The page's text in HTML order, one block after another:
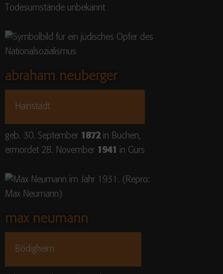
Todesumstände unbekannt
abraham neuberger
Hainstadt
geb. 30. September 1872 in Buchen,
ermordet 28. November 1941 in Gurs
max neumann
Bödigheim